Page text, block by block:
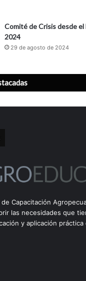
Comité de Crisis desde el
2024
29 de agosto de 2024
Capacitación
las necesidades que
y aplicación